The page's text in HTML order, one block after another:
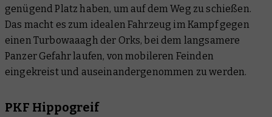
genügend Platz haben, um auf dem Weg zu schießen.
Das macht es zum idealen Fahrzeug im Kampf gegen
einen Turbowaaagh der Orks, bei dem langsamere
Panzer Gefahr laufen, von mobileren Feinden
eingekreist und auseinandergenommen zu werden.
PKF Hippogreif